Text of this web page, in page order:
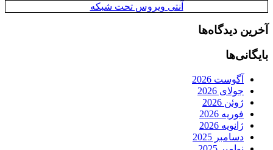
آنتی ویروس تحت شبکه
آخرین دیدگاه‌ها
بایگانی‌ها
آگوست 2026
جولای 2026
ژوئن 2026
فوریه 2026
ژانویه 2026
دسامبر 2025